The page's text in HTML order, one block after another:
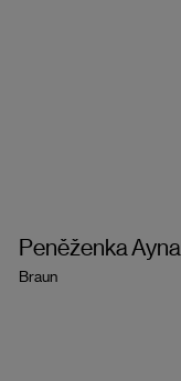
Peněženka Ayna
Braun